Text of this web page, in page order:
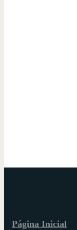
Página Inicial